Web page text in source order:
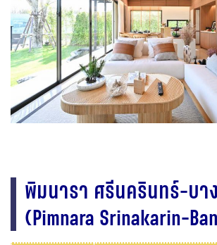
พิมนารา ศรีนครินทร์-บา
(Pimnara Srinakarin-